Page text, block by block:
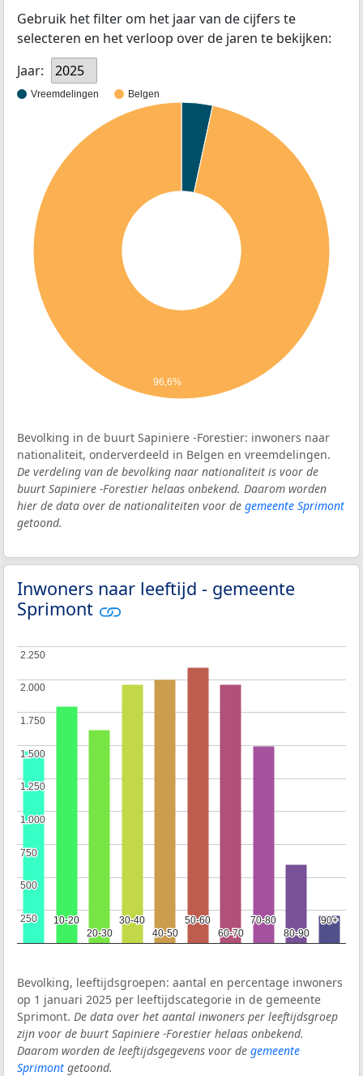
Gebruik het filter om het jaar van de cijfers te
selecteren en het verloop over de jaren te bekijken:
Jaar:
2025
Vreemdelingen Belgen
96,6%
Bevolking in de buurt Sapiniere -Forestier: inwoners naar
nationaliteit, onderverdeeld in Belgen en vreemdelingen.
De verdeling van de bevolking naar nationaliteit is voor de
buurt Sapiniere -Forestier helaas onbekend. Daarom worden
hier de data over de nationaliteiten voor de gemeente Sprimont
getoond.
Inwoners naar leeftijd - gemeente
Sprimont
10-20
10-20
20-30
20-30
30-40
30-40
40-50
40-50
50-60
50-60
60-70
60-70
70-80
70-80
80-90
80-90
90+
90+
250
250
500
500
750
750
1.000
1.000
1.250
1.250
1.500
1.500
1.750
1.750
2.000
2.000
2.250
2.250
Bevolking, leeftijdsgroepen: aantal en percentage inwoners
op 1 januari 2025 per leeftijdscategorie in de gemeente
Sprimont. De data over het aantal inwoners per leeftijdsgroep
zijn voor de buurt Sapiniere -Forestier helaas onbekend.
Daarom worden de leeftijdsgegevens voor de gemeente
Sprimont getoond.